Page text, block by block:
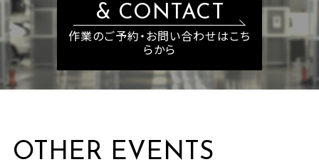
& CONTACT
作業のご予約・お問い合わせはこち
らから
OTHER EVENTS